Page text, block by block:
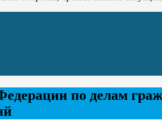
по делам